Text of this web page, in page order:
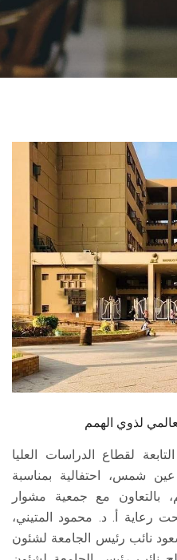
المراكز والوحدات
الأنظمة الذكية
تواصل معنا
الطلاب
هيئة التدريس
الدراسات العليا
الخريجين
الموظفون
لذوي الهمم
لقطاع الدراسات العليا
شمس، احتفالية بمناسبة
بالتعاون مع جمعية مشوار
رعاية أ. د. محمود المتيني،
نائب رئيس الجامعة لشئون